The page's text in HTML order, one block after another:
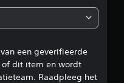
e
n
een geverifieerde
of dit item en wordt
Raadpleeg het